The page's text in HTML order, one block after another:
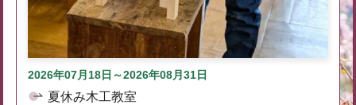
2026年07月18日～2026年08月31日
夏休み木工教室